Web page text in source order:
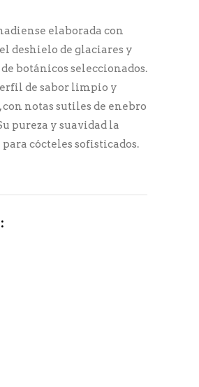
elaborada con
deshielo de glaciares y
botánicos seleccionados.
de sabor limpio y
notas sutiles de enebro
pureza y suavidad la
cócteles sofisticados.